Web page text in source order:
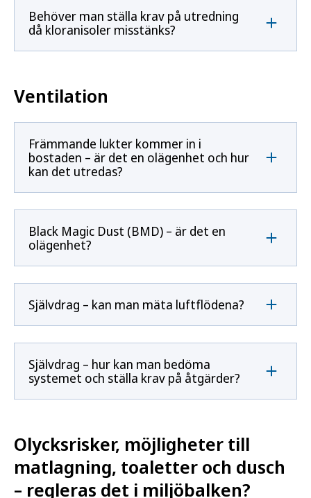
Behöver man ställa krav på utredning
då kloranisoler misstänks?
Ventilation
Främmande lukter kommer in i
bostaden – är det en olägenhet och hur
kan det utredas?
Black Magic Dust (BMD) – är det en
olägenhet?
Självdrag – kan man mäta luftflödena?
Självdrag – hur kan man bedöma
systemet och ställa krav på åtgärder?
Olycksrisker, möjligheter till
matlagning, toaletter och dusch
– regleras det i miljöbalken?